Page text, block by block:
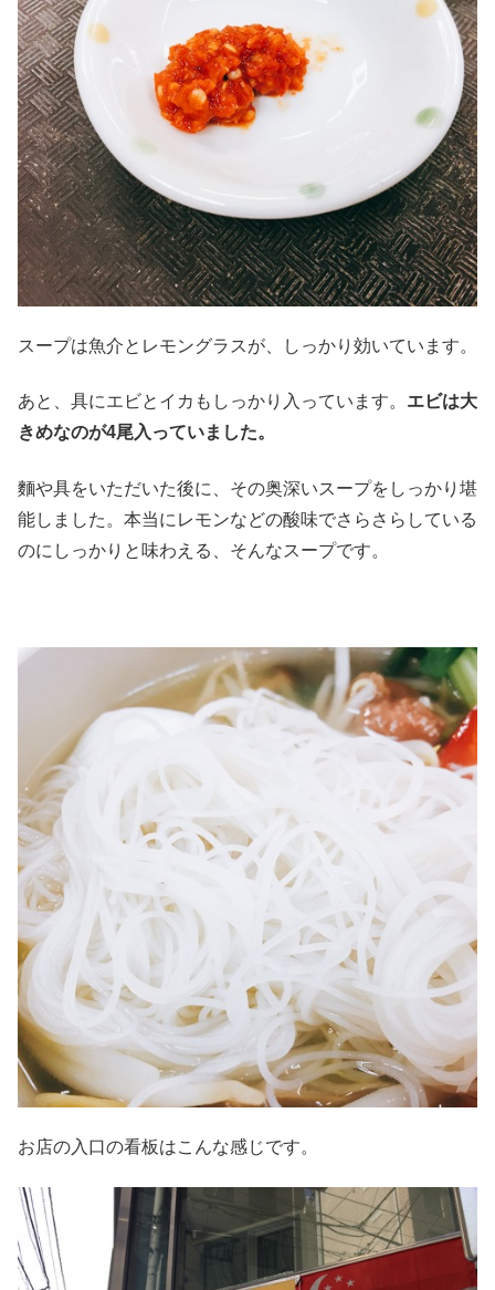
スープは魚介とレモングラスが、しっかり効いています。
あと、具にエビとイカもしっかり入っています。 エビは大
きめなのが4尾入っていました。
麵や具をいただいた後に、その奥深いスープをしっかり堪
能しました。本当にレモンなどの酸味でさらさらしている
のにしっかりと味わえる、そんなスープです。
お店の入口の看板はこんな感じです。